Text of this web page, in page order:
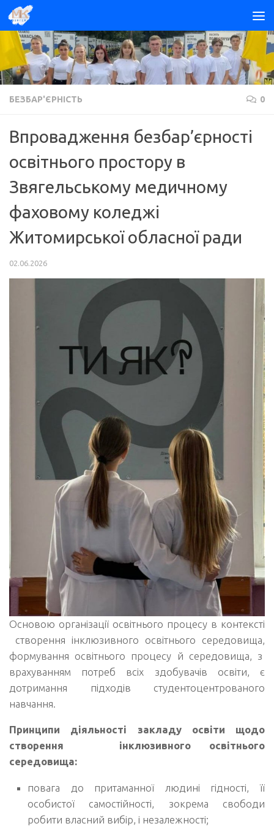
Skip to content
БЕЗБАР'ЄРНІСТЬ 0
Впровадження безбар’єрності
освітнього простору в
Звягельському медичному
фаховому коледжі
Житомирської обласної ради
02.06.2026
Основою організації освітнього процесу в контексті
створення інклюзивного освітнього середовища,
формування освітнього процесу й середовища, з
врахуванням потреб всіх здобувачів освіти, є
дотримання підходів студентоцентрованого
навчання.
Принципи діяльності закладу освіти щодо
створення інклюзивного освітнього
середовища:
повага до притаманної людині гідності, її
особистої самостійності, зокрема свободи
робити власний вибір, і незалежності;